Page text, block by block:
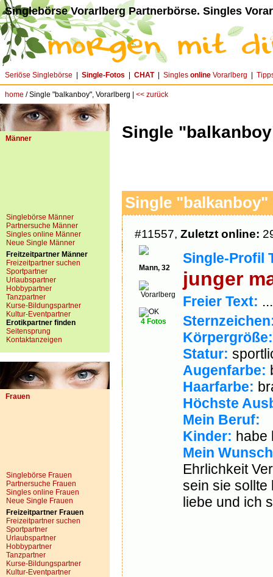
Singlebörse Vorarlberg Partnerbörse. Singles
Seriöse Singlebörse Single-Fotos CHAT| Singles online Vorarlberg
home / Single "balkanboy", Vorarlberg | << zurück
Männer
Singlebörse Männer
Partnersuche Männer
Singles online Männer
Neue Single Männer
Freitzeitpartner Männer
Freizeitpartner suchen
Sportpartner
Urlaubspartner
Hobbypartner
Tanzpartner
Kurse-Bildungspartner
Kultur-Eventpartner
Erotikpartner finden
Seitensprung
Kontaktanzeigen
Frauen
Singlebörse Frauen
Partnersuche Frauen
Singles online Frauen
Neue Single Frauen
Freizeitpartner Frauen
Freizeitpartner suchen
Sportpartner
Urlaubspartner
Hobbypartner
Tanzpartner
Kurse-Bildungspartner
Kultur-Eventpartner
Single
Single
#11557, Zuletzt online:
Mann, 32
Vorarlberg
4 Fotos
Single-Profil
junger
Freier Text: ...
Körpergröße:
Statur:
Augenfarbe:
Haarfarbe:
Höchste
Mein Beruf:
Kinder: habe
Mein
Ehrlichkeit
sein sie sollte
liebe und ich